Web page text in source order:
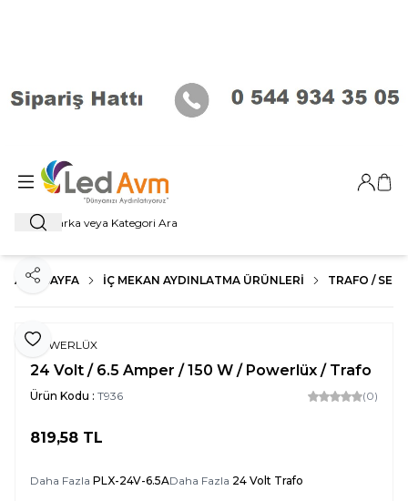
Ara
Giriş
ANA SAYFA İÇ MEKAN AYDINLATMA ÜRÜNLERI TRAFO /
Favoriye Ekle
Paylaş
POWERLÜX
24 Volt / 6.5 Amper / 150 W / Powerlüx / Trafo
Ürün Kodu : T936 (0)
819,58 TL
Daha Fazla PLX-24V-6.5ADaha Fazla 24 Volt Trafo